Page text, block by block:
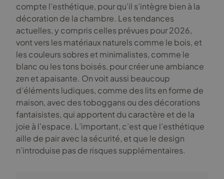
compte l’esthétique, pour qu’il s’intègre bien à la
décoration de la chambre. Les tendances
actuelles, y compris celles prévues pour 2026,
vont vers les matériaux naturels comme le bois, et
les couleurs sobres et minimalistes, comme le
blanc ou les tons boisés, pour créer une ambiance
zen et apaisante. On voit aussi beaucoup
d’éléments ludiques, comme des lits en forme de
maison, avec des toboggans ou des décorations
fantaisistes, qui apportent du caractère et de la
joie à l’espace. L’important, c’est que l’esthétique
aille de pair avec la sécurité, et que le design
n’introduise pas de risques supplémentaires.